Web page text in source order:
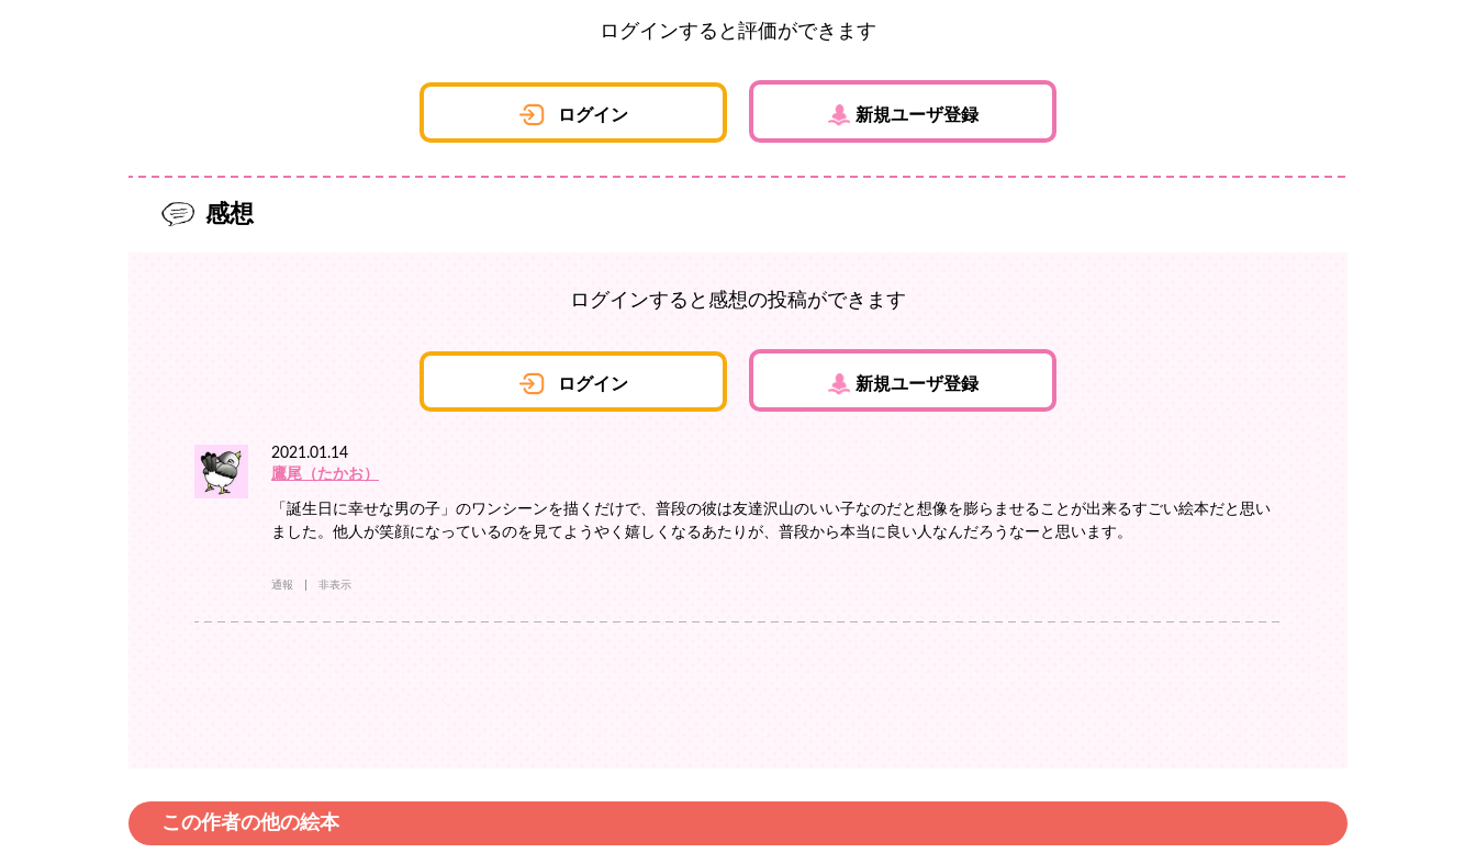
ログインすると評価ができます
ログイン 新規ユーザ登録
感想
ログインすると感想の投稿ができます
ログイン 新規ユーザ登録
2021.01.14
鷹尾（たかお）
「誕生日に幸せな男の子」のワンシーンを描くだけで、普段の彼は友達沢山のいい子なのだと想像を膨らませることが出来るすごい絵本だと思い
ました。他人が笑顔になっているのを見てようやく嬉しくなるあたりが、普段から本当に良い人なんだろうなーと思います。
通報 非表示
この作者の他の絵本